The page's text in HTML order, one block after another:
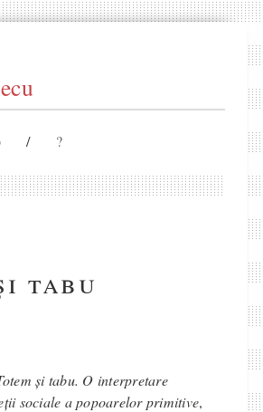
/ ?
tabu
și tabu. O interpretare
sociale a popoarelor primitive,